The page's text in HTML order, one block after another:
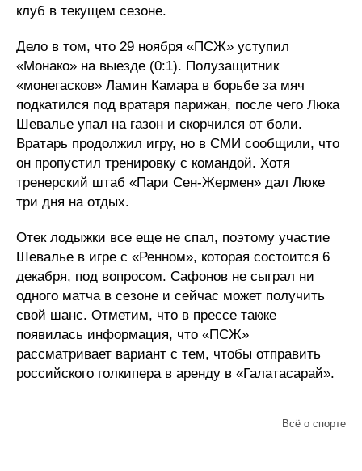
клуб в текущем сезоне.
Дело в том, что 29 ноября «ПСЖ» уступил
«Монако» на выезде (0:1). Полузащитник
«монегасков» Ламин Камара в борьбе за мяч
подкатился под вратаря парижан, после чего Люка
Шевалье упал на газон и скорчился от боли.
Вратарь продолжил игру, но в СМИ сообщили, что
он пропустил тренировку с командой. Хотя
тренерский штаб «Пари Сен-Жермен» дал Люке
три дня на отдых.
Отек лодыжки все еще не спал, поэтому участие
Шевалье в игре с «Ренном», которая состоится 6
декабря, под вопросом. Сафонов не сыграл ни
одного матча в сезоне и сейчас может получить
свой шанс. Отметим, что в прессе также
появилась информация, что «ПСЖ»
рассматривает вариант с тем, чтобы отправить
российского голкипера в аренду в «Галатасарай».
Всё о спорте